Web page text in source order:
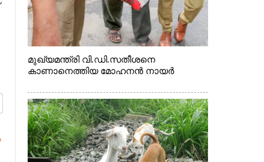
മുഖ്യമന്ത്രി വി.ഡി.സതീശനെ
കാണാനെത്തിയ മോഹനൻ നായർ